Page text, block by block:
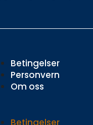
Betingelser
Personvern
Om oss
Meny
Betingelser